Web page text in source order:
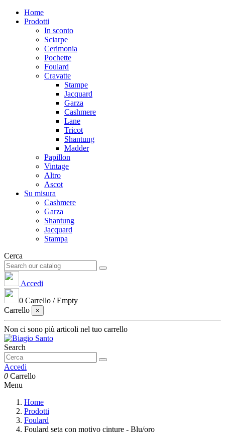
Home
Prodotti
In sconto
Sciarpe
Cerimonia
Pochette
Foulard
Cravatte
Stampe
Jacquard
Garza
Cashmere
Lane
Tricot
Shantung
Madder
Papillon
Vintage
Altro
Ascot
Su misura
Cashmere
Garza
Shantung
Jacquard
Stampa
Cerca
Accedi
0 Carrello /Empty
Carrello
×
Non ci sono più articoli nel tuo carrello
Search
Accedi
0 Carrello
Menu
Home
Prodotti
Foulard
Foulard seta con motivo cinture - Blu/oro